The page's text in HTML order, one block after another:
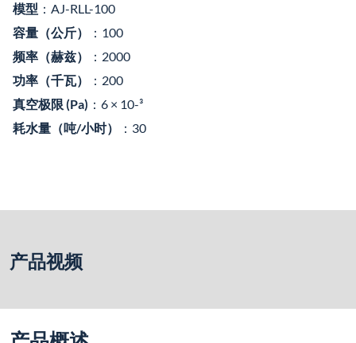
模型 ：AJ-RLL-100
容量（公斤）
：100
频率（赫兹）
：2000
功率（千瓦）
：200
真空极限 (Pa) ：6 × 10-³
耗水量（吨/小时）
：30
产品视频